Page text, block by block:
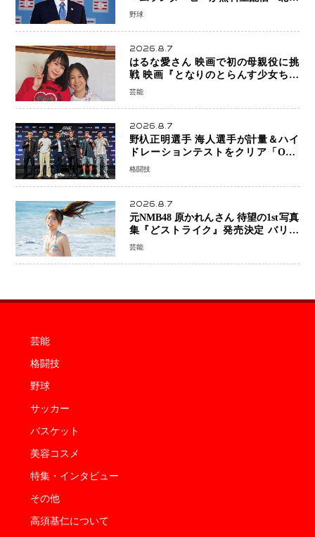
ならではの“魅せる興行”に世界が注目
野球
2026.8.7
はるな愛さん 映画で初の母親役に挑
戦 映画『となりのとらんす少女ちゃ
ん』11月7日公開 未来の自分との対話
芸能
2026.8.7
野杁正明選手 海人選手が計量＆ハイ
ドレーションテストをクリア「ONE
SAMURAI 2」決戦へ万全の準備整う
格闘技
2026.8.7
元NMB48 原かれんさん 待望の1st写真
集『どストライク』発売決定 バリで
魅せる25歳の新境地
芸能
芸能
格闘技
野球
サッカー
バスケット
美容コスメ
特集・インタビュー
その他
高須基仁について